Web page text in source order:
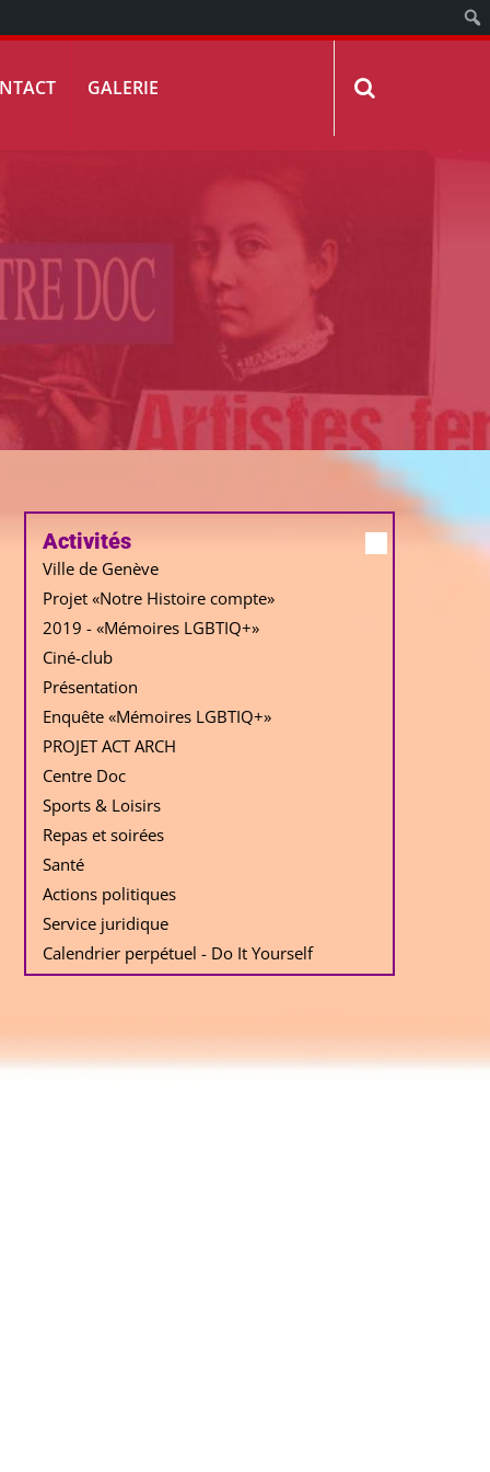
GALERIE
Activités
Ville de Genève
Projet «Notre Histoire compte»
2019 - «Mémoires LGBTIQ+»
Ciné-club
Présentation
Enquête «Mémoires LGBTIQ+»
PROJET ACT ARCH
Centre Doc
Sports & Loisirs
Repas et soirées
Santé
Actions politiques
Service juridique
Calendrier perpétuel - Do It Yourself